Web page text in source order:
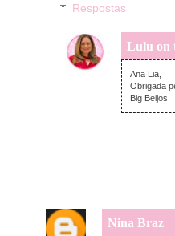
Respostas
Lulu on
Ana Lia,
Obrigada
Big Beijos
Nina Braz